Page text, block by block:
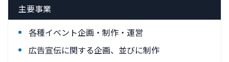
主要事業
各種イベント企画・制作・運営
広告宣伝に関する企画、並びに制作